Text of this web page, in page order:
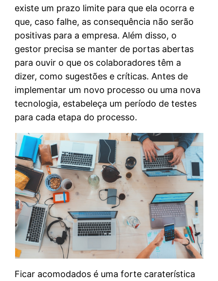
existe um prazo limite para que ela ocorra e
que, caso falhe, as consequência não serão
positivas para a empresa. Além disso, o
gestor precisa se manter de portas abertas
para ouvir o que os colaboradores têm a
dizer, como sugestões e críticas. Antes de
implementar um novo processo ou uma nova
tecnologia, estabeleça um período de testes
para cada etapa do processo.
Ficar acomodados é uma forte caraterística